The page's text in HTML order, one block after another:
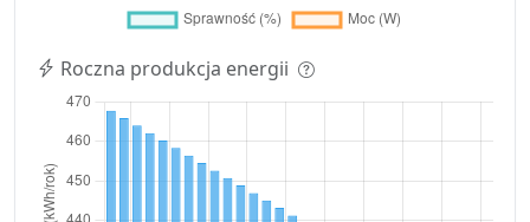
Roczna produkcja energii